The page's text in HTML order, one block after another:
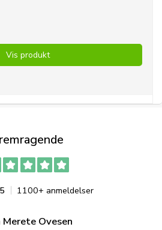
Vis produkt
1100+ anmeldelser
Merete Ovesen